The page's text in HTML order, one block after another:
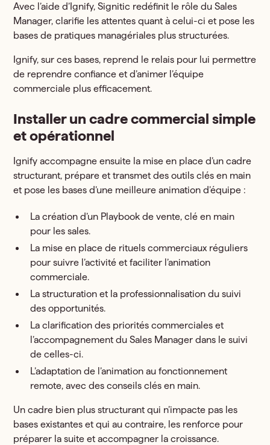
Avec l’aide d’Ignify, Signitic redéfinit le rôle du Sales
Manager, clarifie les attentes quant à celui-ci et pose les
bases de pratiques managériales plus structurées.
Ignify, sur ces bases, reprend le relais pour lui permettre
de reprendre confiance et d’animer l’équipe
commerciale plus efficacement.
Installer un cadre commercial simple
et opérationnel
Ignify accompagne ensuite la mise en place d’un cadre
structurant, prépare et transmet des outils clés en main
et pose les bases d’une meilleure animation d’équipe :
La création d’un Playbook de vente, clé en main
pour les sales.
La mise en place de rituels commerciaux réguliers
pour suivre l’activité et faciliter l’animation
commerciale.
La structuration et la professionnalisation du suivi
des opportunités.
La clarification des priorités commerciales et
l’accompagnement du Sales Manager dans le suivi
de celles-ci.
L’adaptation de l’animation au fonctionnement
remote, avec des conseils clés en main.
Un cadre bien plus structurant qui n’impacte pas les
bases existantes et qui au contraire, les renforce pour
préparer la suite et accompagner la croissance.